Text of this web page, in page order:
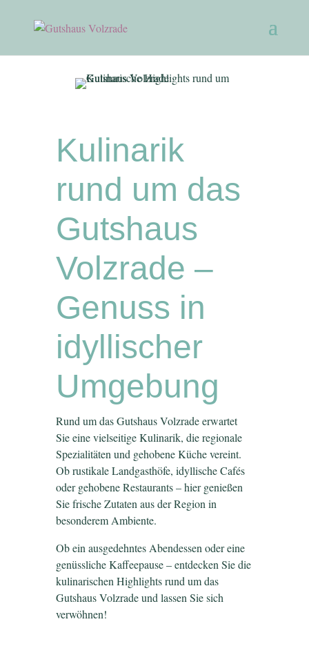
Kulinarik
rund um das
Gutshaus
Volzrade –
Genuss in
idyllischer
Umgebung
Rund um das Gutshaus Volzrade erwartet
Sie eine vielseitige Kulinarik, die regionale
Spezialitäten und gehobene Küche vereint.
Ob rustikale Landgasthöfe, idyllische Cafés
oder gehobene Restaurants – hier genießen
Sie frische Zutaten aus der Region in
besonderem Ambiente.
Ob ein ausgedehntes Abendessen oder eine
genüssliche Kaffeepause – entdecken Sie die
kulinarischen Highlights rund um das
Gutshaus Volzrade und lassen Sie sich
verwöhnen!